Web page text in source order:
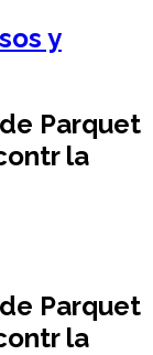
y
Parquet
la
Parquet
la